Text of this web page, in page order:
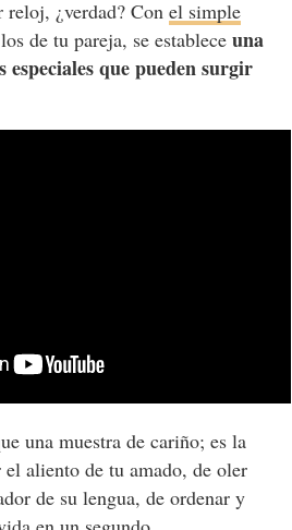
reloj, ¿verdad? Con el simple
de tu pareja, se establece una
especiales que pueden surgir
una muestra de cariño; es la
aliento de tu amado, de oler
de su lengua, de ordenar y